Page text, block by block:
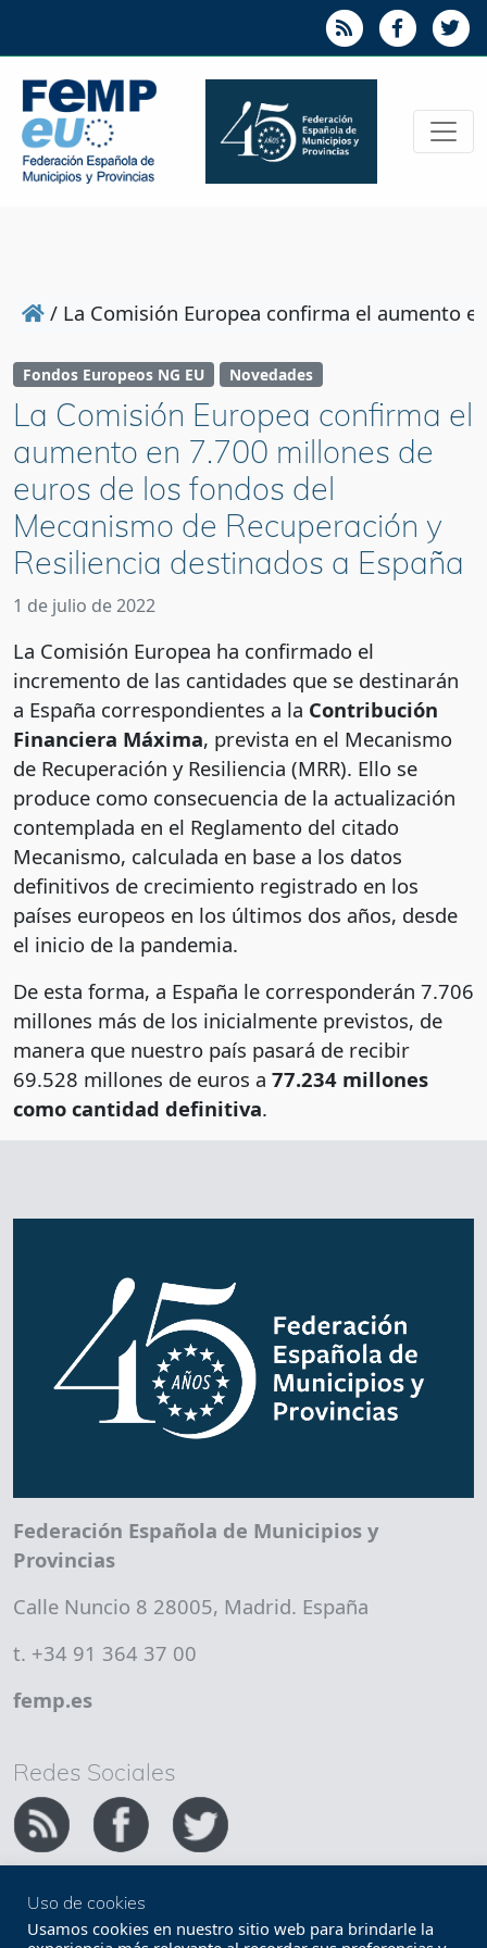
/ La Comisión Europea confirma el aumento
Fondos Europeos NG EU Novedades
La Comisión Europea confirma el
aumento en 7.700 millones de
euros de los fondos del
Mecanismo de Recuperación y
Resiliencia destinados a España
1 de julio de 2022
La Comisión Europea ha confirmado el
incremento de las cantidades que se destinarán
a España correspondientes a la Contribución
Financiera Máxima, prevista en el Mecanismo
de Recuperación y Resiliencia (MRR). Ello se
produce como consecuencia de la actualización
contemplada en el Reglamento del citado
Mecanismo, calculada en base a los datos
definitivos de crecimiento registrado en los
países europeos en los últimos dos años, desde
el inicio de la pandemia.
De esta forma, a España le corresponderán 7.706
millones más de los inicialmente previstos, de
manera que nuestro país pasará de recibir
69.528 millones de euros a 77.234 millones
como cantidad definitiva.
Federación Española de Municipios y
Provincias
Calle Nuncio 8 28005, Madrid. España
t. +34 91 364 37 00
femp.es
Redes Sociales
Copyright FEMP Accesibilidad
Uso de cookies
Usamos cookies en nuestro sitio web para brindarle la